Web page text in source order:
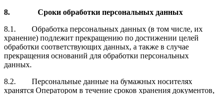
8. Сроки обработки персональных данных
8.1. Обработка персональных данных (в том числе, их
хранение) подлежит прекращению по достижении целей
обработки соответствующих данных, а также в случае
прекращения оснований для обработки персональных
данных.
8.2. Персональные данные на бумажных носителях
хранятся Оператором в течение сроков хранения документов,